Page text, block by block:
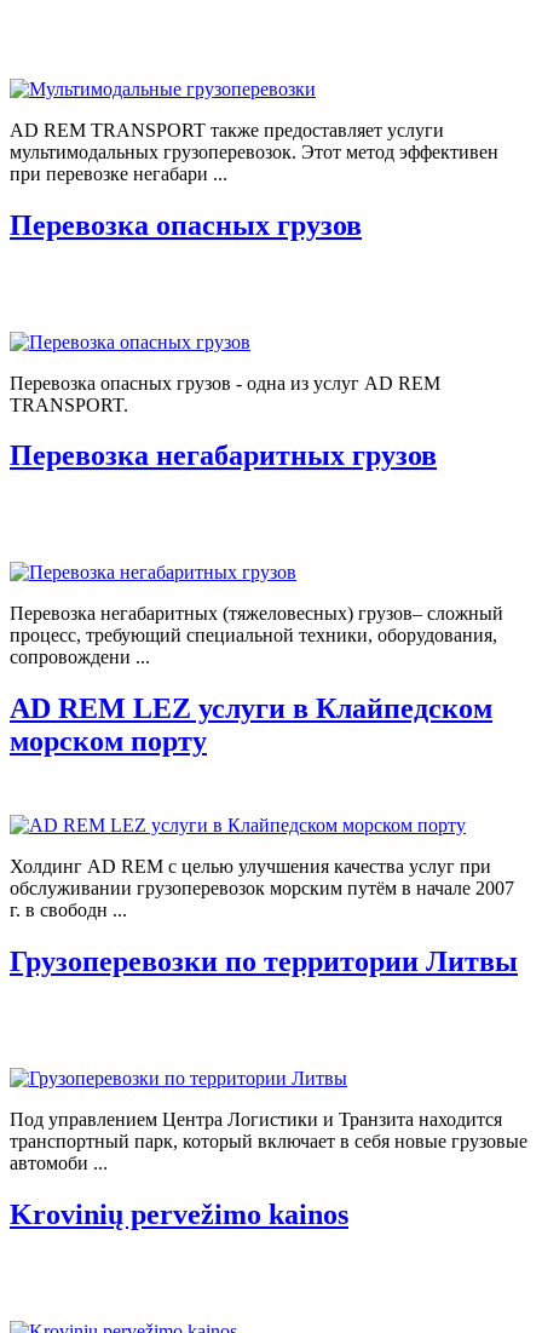
AD REM TRANSPORT также предоставляет услуги
мультимодальных грузоперевозок. Этот метод эффективен
при перевозке негабари ...
Перевозка опасных грузов
Перевозка опасных грузов - одна из услуг AD REM
TRANSPORT.
Перевозка негабаритных грузов
Перевозка негабаритных (тяжеловесных) грузов– сложный
процесс, требующий специальной техники, оборудования,
сопровождени ...
AD REM LEZ услуги в Клайпедском
морском порту
Холдинг AD REM с целью улучшения качества услуг при
обслуживании грузоперевозок морским путём в начале 2007
г. в свободн ...
Грузоперевозки по территории Литвы
Под управлением Центра Логистики и Транзита находится
транспортный парк, который включает в себя новые грузовые
автомоби ...
Krovinių pervežimo kainos